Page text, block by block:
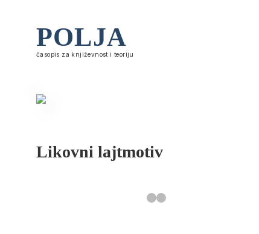
POLJA
časopis za književnost i teoriju
Likovni lajtmotiv